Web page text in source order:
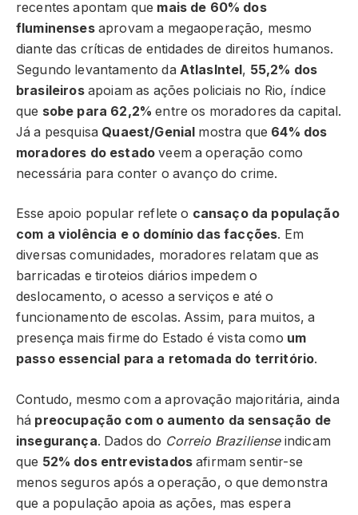
recentes apontam que mais de 60% dos
fluminensesaprovam a megaoperação, mesmo
diante das críticas de entidades de direitos humanos.
Segundo levantamento da AtlasIntel, 55,2% dos
brasileirosapoiam as ações policiais no Rio, índice
que sobe para 62,2% entre os moradores da capital.
Já a pesquisa Quaest/Genial mostra que 64% dos
moradores do estado veem a operação como
necessária para conter o avanço do crime.
Esse apoio popular reflete o cansaço da população
com a violência e o domínio das facções. Em
diversas comunidades, moradores relatam que as
barricadas e tiroteios diários impedem o
deslocamento, o acesso a serviços e até o
funcionamento de escolas. Assim, para muitos, a
presença mais firme do Estado é vista como um
passo essencial para a retomada do território.
Contudo, mesmo com a aprovação majoritária, ainda
há preocupação com o aumento da sensação de
insegurança. Dados do Correio Brazilienseindicam
que 52% dos entrevistados afirmam sentir-se
menos seguros após a operação, o que demonstra
que a população apoia as ações, mas espera